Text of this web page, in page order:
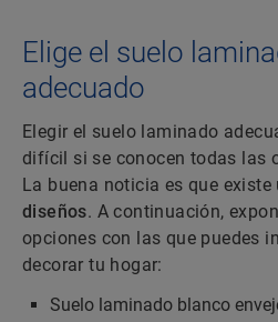
Elige el suelo
adecuado
Elegir el suelo laminado
difícil si se conocen todas las
La buena noticia es que existe
diseños. A continuación,
opciones con las que puedes
decorar tu hogar:
Suelo laminado blanco